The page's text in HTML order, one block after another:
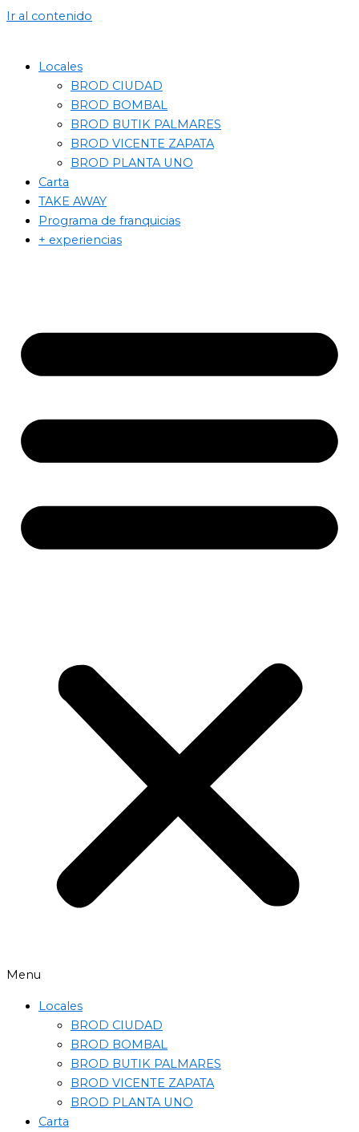
Ir al contenido
Locales
BROD CIUDAD
BROD BOMBAL
BROD BUTIK PALMARES
BROD VICENTE ZAPATA
BROD PLANTA UNO
Carta
TAKE AWAY
Programa de franquicias
+ experiencias
Menu
Locales
BROD CIUDAD
BROD BOMBAL
BROD BUTIK PALMARES
BROD VICENTE ZAPATA
BROD PLANTA UNO
Carta